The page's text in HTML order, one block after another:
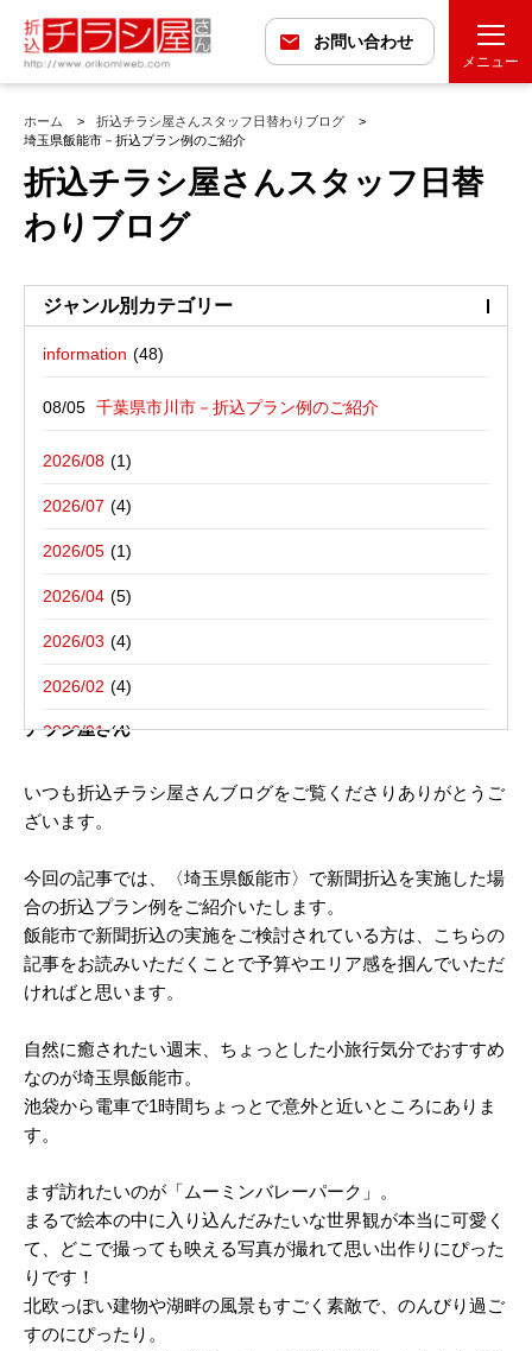
お問い合わせ
メニュー
ホーム
折込チラシ屋さんスタッフ日替わりブログ
埼玉県飯能市－折込プラン例のご紹介
折込チラシ屋さんスタッフ日替
わりブログ
ジャンル別カテゴリー
information
折込広告配布プラン
最近の投稿
千葉県市川市－折込プラン例のご紹介
千葉県松戸市－折込プラン例のご紹介
愛媛県松山市－折込プラン例のご紹介
栃木県宇都宮市－折込プラン例のご紹介
東京都八王子市－折込プラン例のご紹介
バックナンバー
2026/08
2026/07
2026/05
2026/04
2026/03
2026/02
2026/01
2025/10
2025/08
2025/07
2025/06
2025/05
2025/04
2025/03
2025/02
2025/01
2024/12
2024/11
2024/10
デザイン・チラシ・印刷・折込配布を
一括でお受けする折込チラシ屋さんブ
埼玉県飯能市－折込プラン例のご紹介｜新聞折込広告の折込
チラシ屋さん
いつも折込チラシ屋さんブログをご覧くださりありがとうご
ざいます。
今回の記事では、〈埼玉県飯能市〉で新聞折込を実施した場
合の折込プラン例をご紹介いたします。
飯能市で新聞折込の実施をご検討されている方は、こちらの
記事をお読みいただくことで予算やエリア感を掴んでいただ
ければと思います。
自然に癒されたい週末、ちょっとした小旅行気分でおすすめ
なのが埼玉県飯能市。
池袋から電車で1時間ちょっとで意外と近いところにありま
す。
まず訪れたいのが「ムーミンバレーパーク」。
まるで絵本の中に入り込んだみたいな世界観が本当に可愛く
て、どこで撮っても映える写真が撮れて思い出作りにぴった
りです！
北欧っぽい建物や湖畔の風景もすごく素敵で、のんびり過ご
すのにぴったり。